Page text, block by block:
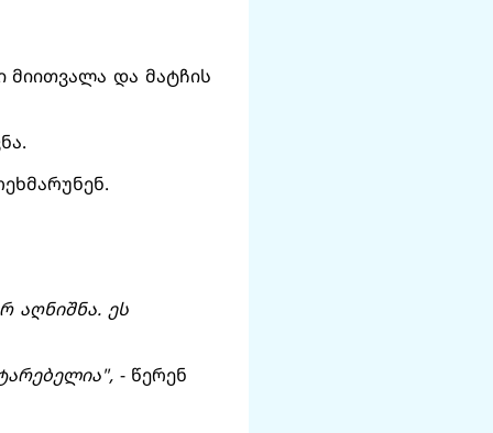
მიითვალა და მატჩის
აღნიშნა. ეს
- წერენ